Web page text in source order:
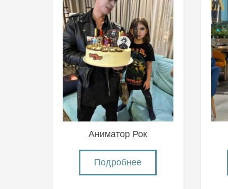
Аниматор Рок
Подробнее